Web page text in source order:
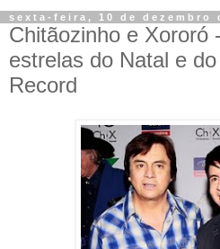
sexta-feira, 10 de dezembro
Chitãozinho e Xororó
estrelas do Natal e
Record